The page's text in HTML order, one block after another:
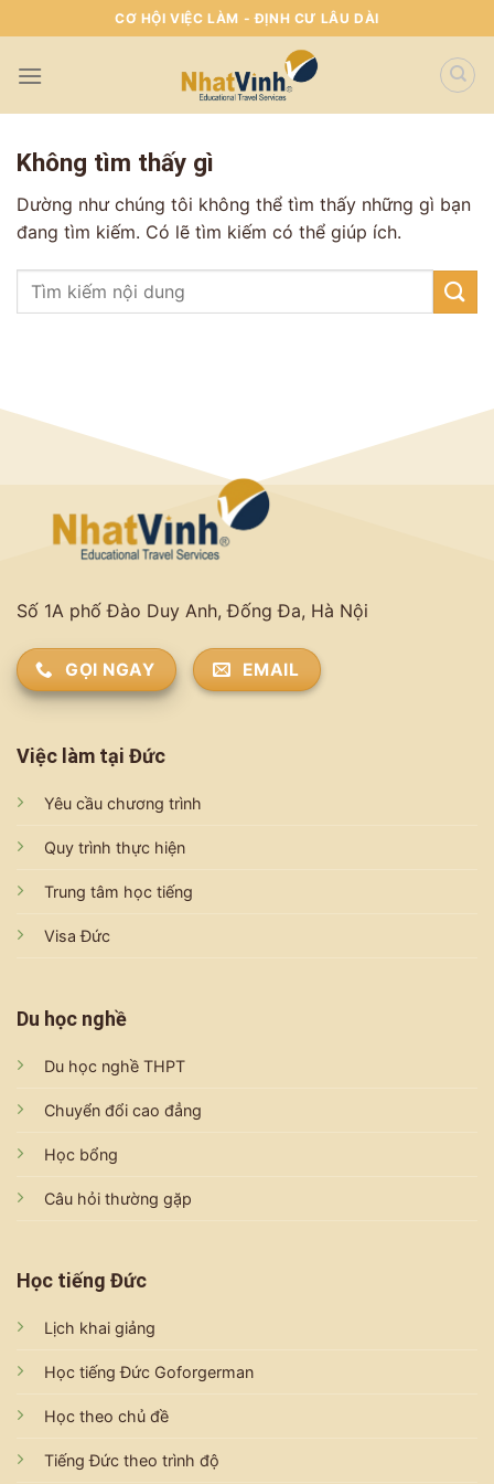
To
Content
CƠ HỘI VIỆC LÀM - ĐỊNH CƯ LÂU DÀI
Không tìm thấy gì
Dường như chúng tôi không thể tìm thấy những gì bạn
đang tìm kiếm. Có lẽ tìm kiếm có thể giúp ích.
Số 1A phố Đào Duy Anh, Đống Đa, Hà Nội
GỌI NGAY EMAIL
Việc làm tại Đức
Yêu cầu chương trình
Quy trình thực hiện
Trung tâm học tiếng
Visa Đức
Du học nghề
Du học nghề THPT
Chuyển đổi cao đẳng
Học bổng
Câu hỏi thường gặp
Học tiếng Đức
Lịch khai giảng
Học tiếng Đức Goforgerman
Học theo chủ đề
Tiếng Đức theo trình độ